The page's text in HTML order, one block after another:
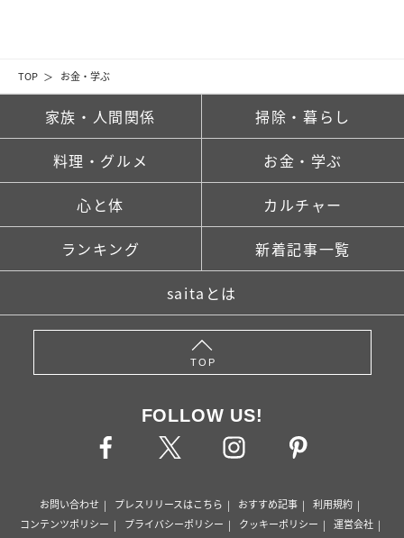
TOP お金・学ぶ
家族・人間関係 掃除・暮らし
料理・グルメ お金・学ぶ
心と体 カルチャー
ランキング 新着記事一覧
saitaとは
TOP
FOLLOW US!
お問い合わせ プレスリリースはこちら おすすめ記事
利用規約
コンテンツポリシー
プライバシーポリシー クッキーポリシー
運営会社